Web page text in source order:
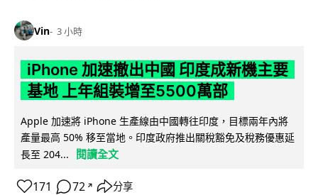
Vin 3 小時
iPhone 加速撤出中國 印度成新機主要
基地 上年組裝增至5500萬部
Apple 加速將 iPhone 生產線由中國轉往印度，目標兩年內將
產量最高 50% 移至當地。印度政府推出關稅豁免及稅務優惠延
長至 204...
閱讀全文
171 72 ↗ 分享